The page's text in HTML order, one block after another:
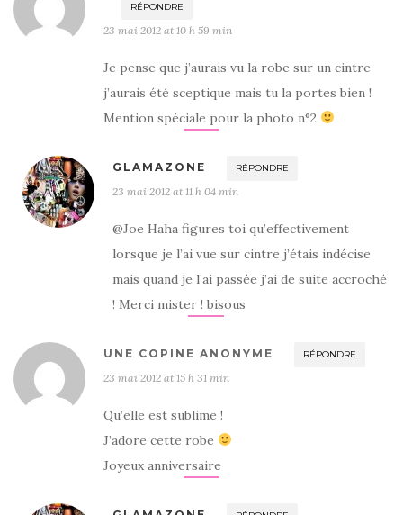
RÉPONDRE
23 mai 2012 at 10 h 59 min
Je pense que j’aurais vu la robe sur un cintre
j’aurais été sceptique mais tu la portes bien !
Mention spéciale pour la photo n°2
GLAMAZONE RÉPONDRE
23 mai 2012 at 11 h 04 min
@Joe Haha figures toi qu’effectivement
lorsque je l’ai vue sur cintre j’étais indécise
mais quand je l’ai passée j’ai de suite accroché
! Merci mister ! bisous
UNE COPINE ANONYME RÉPONDRE
23 mai 2012 at 15 h 31 min
Qu’elle est sublime !
J’adore cette robe
Joyeux anniversaire